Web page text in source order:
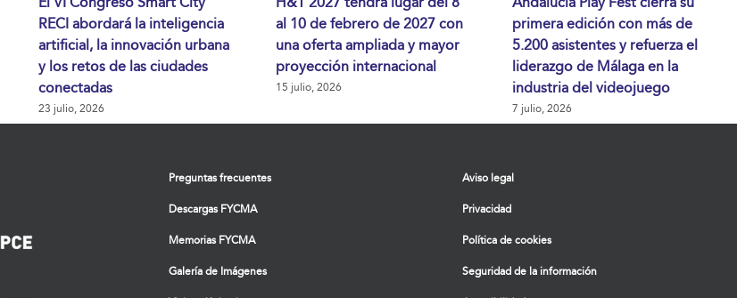
RECI abordará la inteligencia
artificial, la innovación urbana
y los retos de las ciudades
conectadas
23 julio, 2026
al 10 de febrero de 2027 con
una oferta ampliada y mayor
proyección internacional
15 julio, 2026
primera edición con más de
5.200 asistentes y refuerza el
liderazgo de Málaga en la
industria del videojuego
7 julio, 2026
Preguntas frecuentes
Descargas FYCMA
Memorias FYCMA
Galería de Imágenes
Aviso legal
Privacidad
Política de cookies
Seguridad de la información